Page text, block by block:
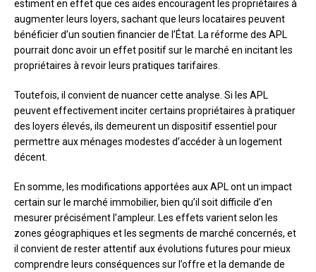
estiment en effet que ces aides encouragent les propriétaires à
augmenter leurs loyers, sachant que leurs locataires peuvent
bénéficier d’un soutien financier de l’État. La réforme des APL
pourrait donc avoir un effet positif sur le marché en incitant les
propriétaires à revoir leurs pratiques tarifaires.
Toutefois, il convient de nuancer cette analyse. Si les APL
peuvent effectivement inciter certains propriétaires à pratiquer
des loyers élevés, ils demeurent un dispositif essentiel pour
permettre aux ménages modestes d’accéder à un logement
décent.
En somme, les modifications apportées aux APL ont un impact
certain sur le marché immobilier, bien qu’il soit difficile d’en
mesurer précisément l’ampleur. Les effets varient selon les
zones géographiques et les segments de marché concernés, et
il convient de rester attentif aux évolutions futures pour mieux
comprendre leurs conséquences sur l’offre et la demande de